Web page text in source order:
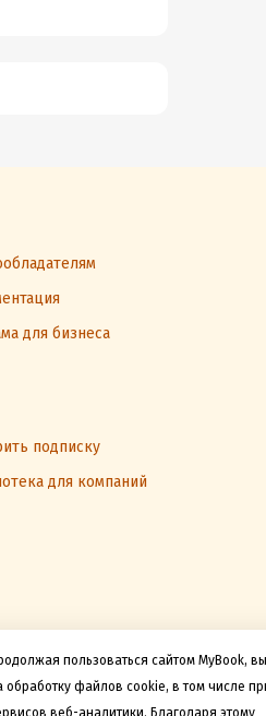
пользоваться сайтом MyBook,
обработку файлов cookie, в том числе
веб-аналитики. Благодаря этому
для бизнеса
подписку
для компаний